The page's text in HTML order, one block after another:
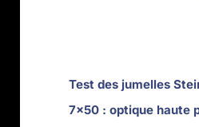
Test des jumelles
7×50 : optique haute